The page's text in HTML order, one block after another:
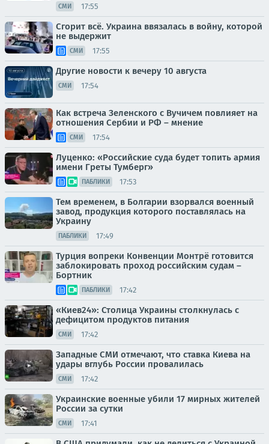
СМИ 17:55
Сгорит всё. Украина ввязалась в войну, которой
не выдержит
СМИ 17:55
Другие новости к вечеру 10 августа
СМИ 17:54
Как встреча Зеленского с Вучичем повлияет на
отношения Сербии и РФ – мнение
СМИ 17:54
Луценко: «Российские суда будет топить армия
имени Греты Тумберг»
ПАБЛИКИ 17:53
Тем временем, в Болгарии взорвался военный
завод, продукция которого поставлялась на
Украину
ПАБЛИКИ 17:49
Турция вопреки Конвенции Монтрё готовится
заблокировать проход российским судам –
Бортник
ПАБЛИКИ 17:42
«Киев24»: Столица Украины столкнулась с
дефицитом продуктов питания
СМИ 17:42
Западные СМИ отмечают, что ставка Киева на
удары вглубь России провалилась
СМИ 17:42
Украинские военные убили 17 мирных жителей
России за сутки
СМИ 17:41